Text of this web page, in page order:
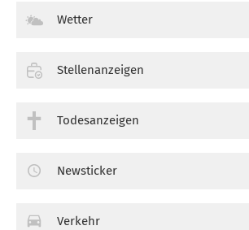
Wetter
Stellenanzeigen
Todesanzeigen
Newsticker
Verkehr